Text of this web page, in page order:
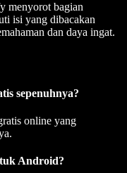
menyorot bagian
isi yang dibacakan
dan daya ingat.
sepenuhnya?
online yang
Android?